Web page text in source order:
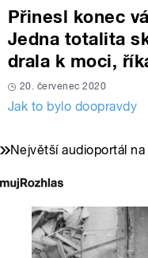
Přinesl konec
Jedna totalita
drala k moci,
20. červenec 2020
Jak to bylo doopravdy
Největší audioportál